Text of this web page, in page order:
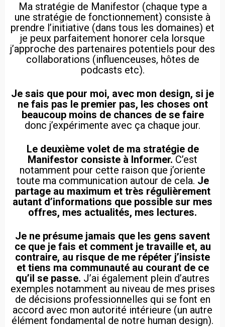
Ma stratégie de Manifestor (chaque type a
une stratégie de fonctionnement) consiste à
prendre l’initiative (dans tous les domaines) et
je peux parfaitement honorer cela lorsque
j’approche des partenaires potentiels pour des
collaborations (influenceuses, hôtes de
podcasts etc).
Je sais que pour moi, avec mon design, si je
ne fais pas le premier pas, les choses ont
beaucoup moins de chances de se faire
donc j’expérimente avec ça chaque jour.
Le deuxième volet de ma stratégie de
Manifestor consiste à Informer. C’est
notamment pour cette raison que j’oriente
toute ma communication autour de cela. Je
partage au maximum et très régulièrement
autant d’informations que possible sur mes
offres, mes actualités, mes lectures.
Je ne présume jamais que les gens savent
ce que je fais et comment je travaille et, au
contraire, au risque de me répéter j’insiste
et tiens ma communauté au courant de ce
qu’il se passe. J’ai également plein d’autres
exemples notamment au niveau de mes prises
de décisions professionnelles qui se font en
accord avec mon autorité intérieure (un autre
élément fondamental de notre human design).